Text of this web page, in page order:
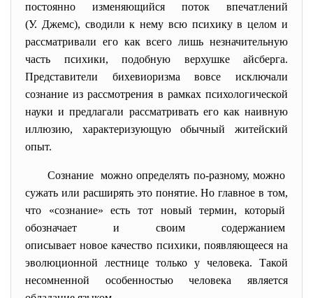
постоянно изменяющийся поток впечатлений
(У. Джемс), сводили к нему всю психику в целом и
рассматривали его как всего лишь незначительную
часть психики, подобную верхушке айсберга.
Представители бихевиоризма вовсе исключали
сознание из рассмотрения в рамках психологической
науки и предлагали рассматривать его как наивную
иллюзию, характеризующую обычный житейский
опыт.
Сознание можно определять по-разному, можно
сужать или расширять это понятие. Но главное в том,
что «сознание» есть тот новый термин, который
обозначает и своим содержанием
описывает новое качество психики, появляющееся на
эволюционной лестнице только у человека. Такой
несомненной особенностью человека является